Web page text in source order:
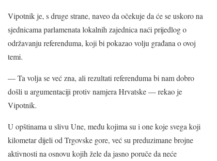
Vipotnik je, s druge strane, naveo da očekuje da će se uskoro na
sjednicama parlamenata lokalnih zajednica naći prijedlog o
održavanju referenduma, koji bi pokazao volju građana o ovoj
temi.
— Ta volja se već zna, ali rezultati referenduma bi nam dobro
došli u argumentaciji protiv namjera Hrvatske — rekao je
Vipotnik.
U opštinama u slivu Une, među kojima su i one koje svega koji
kilometar dijeli od Trgovske gore, već su preduzimane brojne
aktivnosti na osnovu kojih žele da jasno poruče da neće